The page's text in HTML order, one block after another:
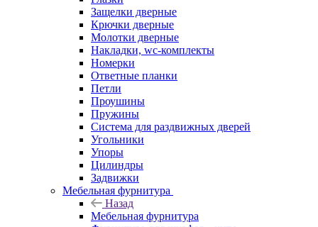
Защелки дверные
Крючки дверные
Молотки дверные
Накладки, wc-комплекты
Номерки
Ответные планки
Петли
Проушины
Пружины
Система для раздвижных дверей
Угольники
Упоры
Цилиндры
Задвижки
Мебельная фурнитура
Назад
Мебельная фурнитура